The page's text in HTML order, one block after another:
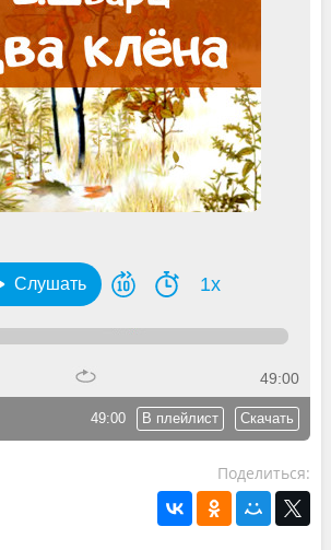
Слушать 1x
49:00
49:00 В плейлист Скачать
Поделиться: